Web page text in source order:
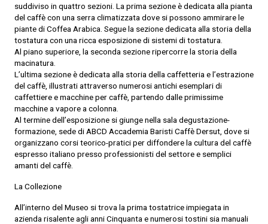
suddiviso in quattro sezioni. La prima sezione è dedicata alla pianta
del caffè con una serra climatizzata dove si possono ammirare le
piante di Coffea Arabica. Segue la sezione dedicata alla storia della
tostatura con una ricca esposizione di sistemi di tostatura.
Al piano superiore, la seconda sezione ripercorre la storia della
macinatura.
L’ultima sezione è dedicata alla storia della caffetteria e l’estrazione
del caffè, illustrati attraverso numerosi antichi esemplari di
caffettiere e macchine per caffè, partendo dalle primissime
macchine a vapore a colonna.
Al termine dell’esposizione si giunge nella sala degustazione-
formazione, sede di ABCD Accademia Baristi Caffè Dersut, dove si
organizzano corsi teorico-pratici per diffondere la cultura del caffè
espresso italiano presso professionisti del settore e semplici
amanti del caffè.
La Collezione
All’interno del Museo si trova la prima tostatrice impiegata in
azienda risalente agli anni Cinquanta e numerosi tostini sia manuali